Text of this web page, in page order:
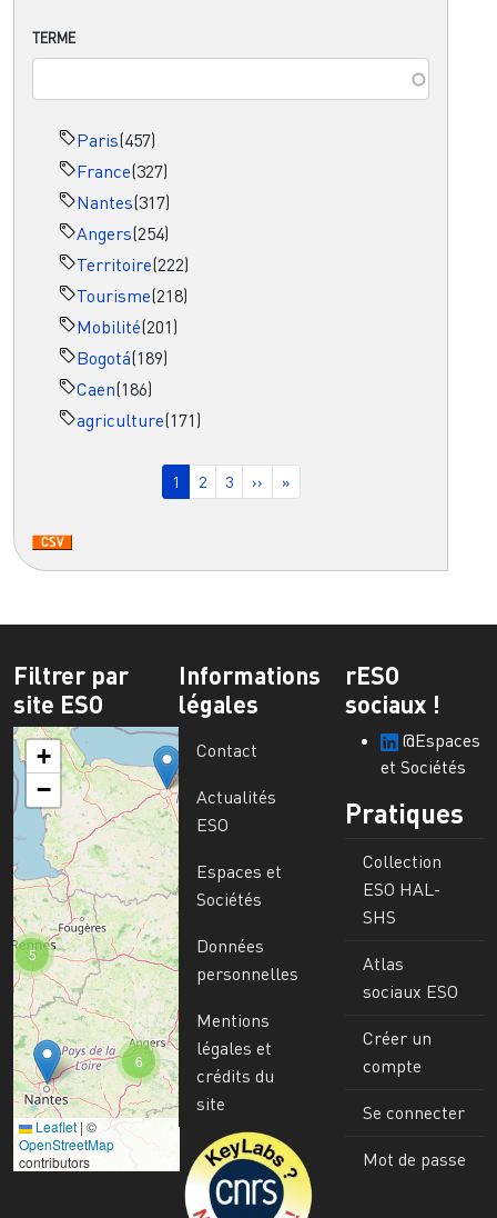
TERME
Paris(457)
France(327)
Nantes(317)
Angers(254)
Territoire(222)
Tourisme(218)
Mobilité(201)
Bogotá(189)
Caen(186)
agriculture(171)
Page courante
1 Page
2 Page
3 Page suivante
›› Dernière page
»
Filtrer par
site ESO
6
5
+
−
Leaflet | ©
OpenStreetMap
contributors
Informations
légales
Contact
Actualités
ESO
Espaces et
Sociétés
Données
personnelles
Mentions
légales et
crédits du
site
Image
rESO
sociaux !
@Espaces
et Sociétés
Pratiques
Collection
ESO HAL-
SHS
Atlas
sociaux ESO
Créer un
compte
Se connecter
Mot de passe